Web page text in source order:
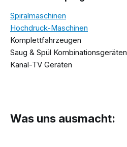
Spiralmaschinen
Hochdruck-Maschinen
Komplettfahrzeugen
Saug & Spül Kombinationsgeräten
Kanal-TV Geräten
Was uns ausmacht: